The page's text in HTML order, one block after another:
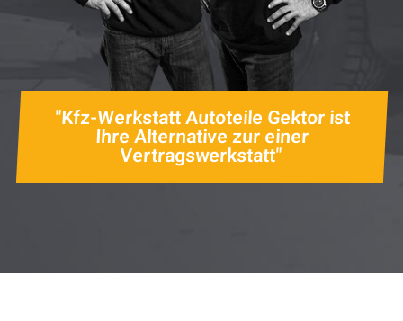
"Kfz-Werkstatt Autoteile Gektor ist
Ihre Alternative zur einer
Vertragswerkstatt"